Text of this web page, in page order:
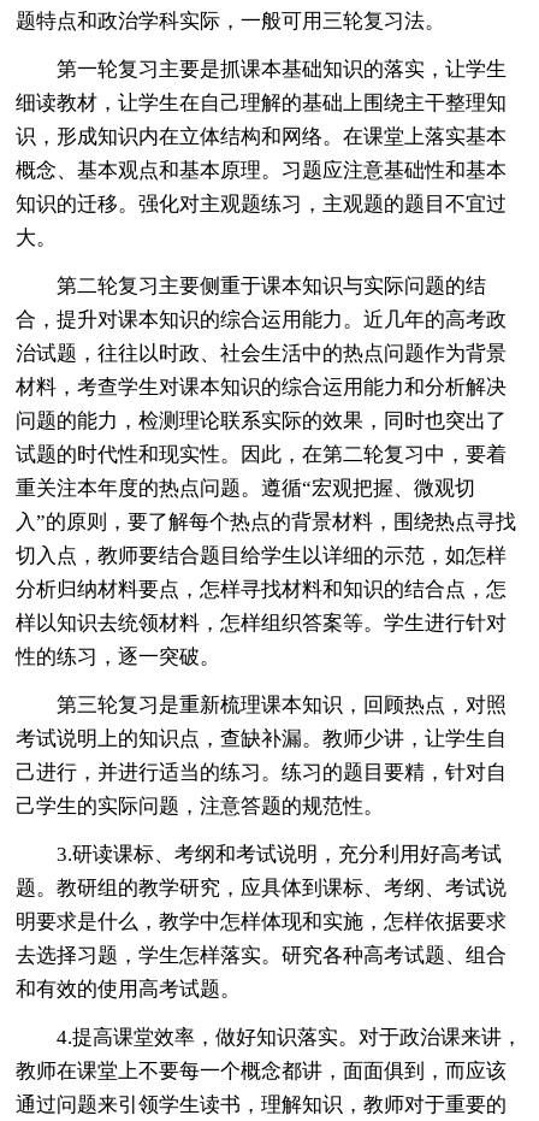
题特点和政治学科实际，一般可用三轮复习法。
第一轮复习主要是抓课本基础知识的落实，让学生
细读教材，让学生在自己理解的基础上围绕主干整理知
识，形成知识内在立体结构和网络。在课堂上落实基本
概念、基本观点和基本原理。习题应注意基础性和基本
知识的迁移。强化对主观题练习，主观题的题目不宜过
大。
第二轮复习主要侧重于课本知识与实际问题的结
合，提升对课本知识的综合运用能力。近几年的高考政
治试题，往往以时政、社会生活中的热点问题作为背景
材料，考查学生对课本知识的综合运用能力和分析解决
问题的能力，检测理论联系实际的效果，同时也突出了
试题的时代性和现实性。因此，在第二轮复习中，要着
重关注本年度的热点问题。遵循“宏观把握、微观切
入”的原则，要了解每个热点的背景材料，围绕热点寻找
切入点，教师要结合题目给学生以详细的示范，如怎样
分析归纳材料要点，怎样寻找材料和知识的结合点，怎
样以知识去统领材料，怎样组织答案等。学生进行针对
性的练习，逐一突破。
第三轮复习是重新梳理课本知识，回顾热点，对照
考试说明上的知识点，查缺补漏。教师少讲，让学生自
己进行，并进行适当的练习。练习的题目要精，针对自
己学生的实际问题，注意答题的规范性。
3.研读课标、考纲和考试说明，充分利用好高考试
题。教研组的教学研究，应具体到课标、考纲、考试说
明要求是什么，教学中怎样体现和实施，怎样依据要求
去选择习题，学生怎样落实。研究各种高考试题、组合
和有效的使用高考试题。
4.提高课堂效率，做好知识落实。对于政治课来讲，
教师在课堂上不要每一个概念都讲，面面俱到，而应该
通过问题来引领学生读书，理解知识，教师对于重要的